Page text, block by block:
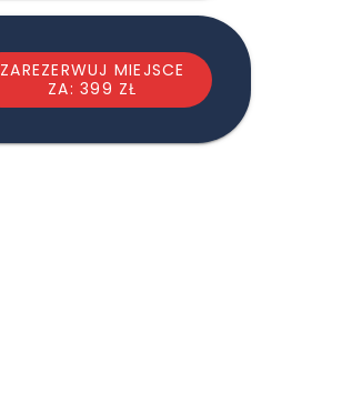
ZAREZERWUJ MIEJSCE
ZA: 399 ZŁ